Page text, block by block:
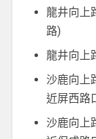
龍井向上
路)
龍井向上
沙鹿向上
近屏西路
沙鹿向上